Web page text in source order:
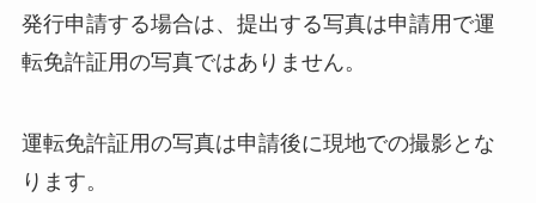
発行申請する場合は、提出する写真は申請用で運
転免許証用の写真ではありません。
運転免許証用の写真は申請後に現地での撮影とな
ります。